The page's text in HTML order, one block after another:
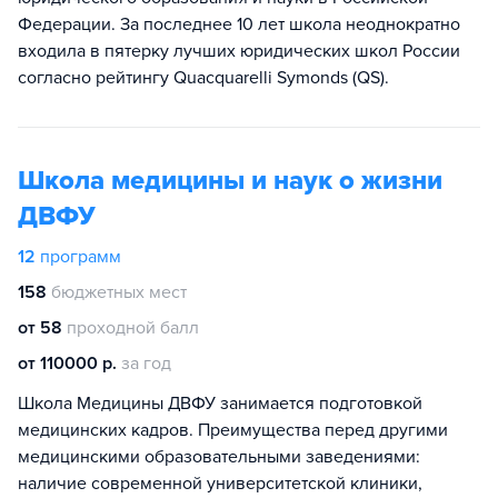
Федерации. За последнее 10 лет школа неоднократно
входила в пятерку лучших юридических школ России
согласно рейтингу Quacquarelli Symonds (QS).
Школа медицины и наук о жизни
ДВФУ
12 программ
158 бюджетных мест
от 58 проходной балл
от 110000 р. за год
Школа Медицины ДВФУ занимается подготовкой
медицинских кадров. Преимущества перед другими
медицинскими образовательными заведениями:
наличие современной университетской клиники,